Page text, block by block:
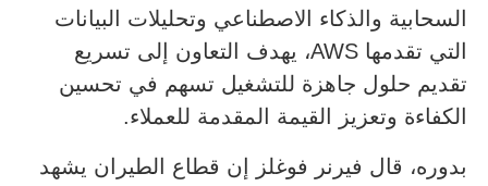
السحابية والذكاء الاصطناعي وتحليلات البيانات
التي تقدمها AWS، يهدف التعاون إلى تسريع
تقديم حلول جاهزة للتشغيل تسهم في تحسين
الكفاءة وتعزيز القيمة المقدمة للعملاء.
بدوره، قال فيرنر فوغلز إن قطاع الطيران يشهد